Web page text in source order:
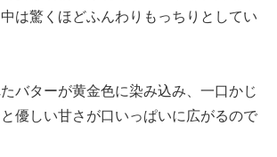
は驚くほどふんわりもっちりとしてい
バターが黄金色に染み込み、一口かじ
優しい甘さが口いっぱいに広がるので